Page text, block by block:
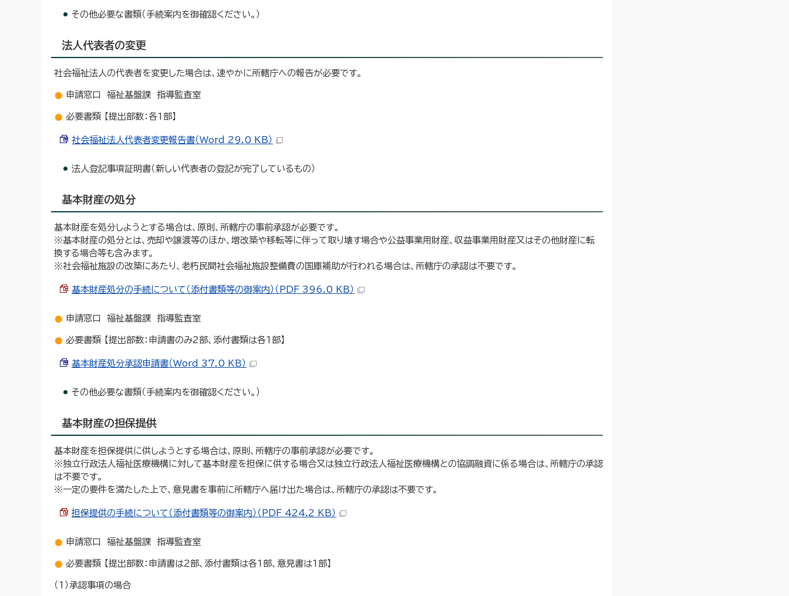
その他必要な書類（手続案内を御確認ください。）
法人代表者の変更
社会福祉法人の代表者を変更した場合は、速やかに所轄庁への報告が必要です。
申請窓口 福祉基盤課 指導監査室
必要書類 【提出部数：各1部】
社会福祉法人代表者変更報告書（Word 29.0 KB）
法人登記事項証明書（新しい代表者の登記が完了しているもの）
基本財産の処分
基本財産を処分しようとする場合は、原則、所轄庁の事前承認が必要です。
※基本財産の処分とは、売却や譲渡等のほか、増改築や移転等に伴って取り壊す場合や公益事業用財産、収益事業用財産又はその他財産に転
換する場合等も含みます。
※社会福祉施設の改築にあたり、老朽民間社会福祉施設整備費の国庫補助が行われる場合は、所轄庁の承認は不要です。
基本財産処分の手続について（添付書類等の御案内）（PDF 396.0 KB）
申請窓口 福祉基盤課 指導監査室
必要書類 【提出部数：申請書のみ2部、添付書類は各1部】
基本財産処分承認申請書（Word 37.0 KB）
その他必要な書類（手続案内を御確認ください。）
基本財産の担保提供
基本財産を担保提供に供しようとする場合は、原則、所轄庁の事前承認が必要です。
※独立行政法人福祉医療機構に対して基本財産を担保に供する場合又は独立行政法人福祉医療機構との協調融資に係る場合は、所轄庁の承認
は不要です。
※一定の要件を満たした上で、意見書を事前に所轄庁へ届け出た場合は、所轄庁の承認は不要です。
担保提供の手続について（添付書類等の御案内）（PDF 424.2 KB）
申請窓口 福祉基盤課 指導監査室
必要書類 【提出部数：申請書は2部、添付書類は各1部、意見書は1部】
（1）承認事項の場合